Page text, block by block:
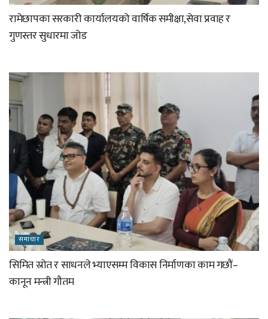
रामेछापका सरकारी कार्यालयको वार्षिक समीक्षा,सेवा प्रवाह र
गुणस्तर सुधारमा जोड
समाचार
सिमित स्रोत र साधनले भ्याएसम्म विकास निर्माणका काम गछौं–
कानून मन्त्री गौतम